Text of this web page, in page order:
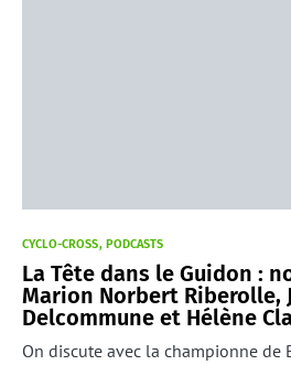
CYCLO-CROSS PODCASTS
La Tête dans le Guidon :
Marion Norbert Riberolle,
Delcommune et Hélène
On discute avec la championne de